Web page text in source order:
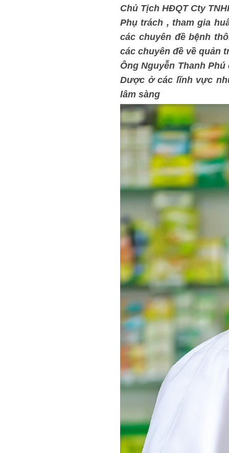
Chủ Tịch HĐQT Cty
Phụ trách , tham gia
các chuyên đề bệnh
các chuyên đề về quản
Ông Nguyễn Thanh
Dược ở các lĩnh vực
lâm sàng